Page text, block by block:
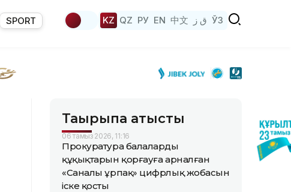
SPORT KZ QZ РУ EN 中文 ق ز ЎЗ
Тақырыпқа қатысты
06 тамыз 2026, 11:16
Прокуратура балалардың
құқықтарын қорғауға арналған
«Саналы ұрпақ» цифрлық жобасын
іске қосты